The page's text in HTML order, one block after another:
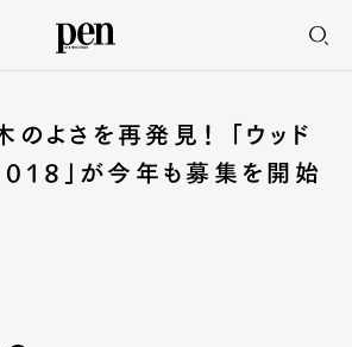
のよさを再発見！ 「ウッド
」が今年も募集を開始